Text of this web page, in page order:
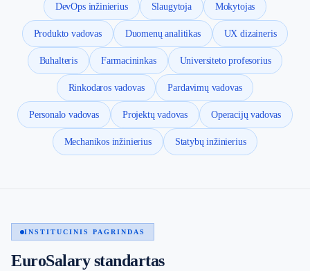
DevOps inžinierius Slaugytoja Mokytojas
Produkto vadovas Duomenų analitikas UX dizaineris
Buhalteris Farmacininkas Universiteto profesorius
Rinkodaros vadovas Pardavimų vadovas
Personalo vadovas Projektų vadovas Operacijų vadovas
Mechanikos inžinierius Statybų inžinierius
INSTITUCINIS PAGRINDAS
EuroSalary standartas